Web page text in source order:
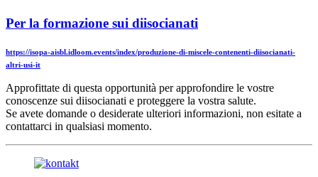
Per la formazione sui diisocianati
https://isopa-aisbl.idloom.events/index/produzione-di-miscele-contenenti-diisocianati-
altri-usi-it
Approfittate di questa opportunità per approfondire le vostre
conoscenze sui diisocianati e proteggere la vostra salute.
Se avete domande o desiderate ulteriori informazioni, non esitate a
contattarci in qualsiasi momento.